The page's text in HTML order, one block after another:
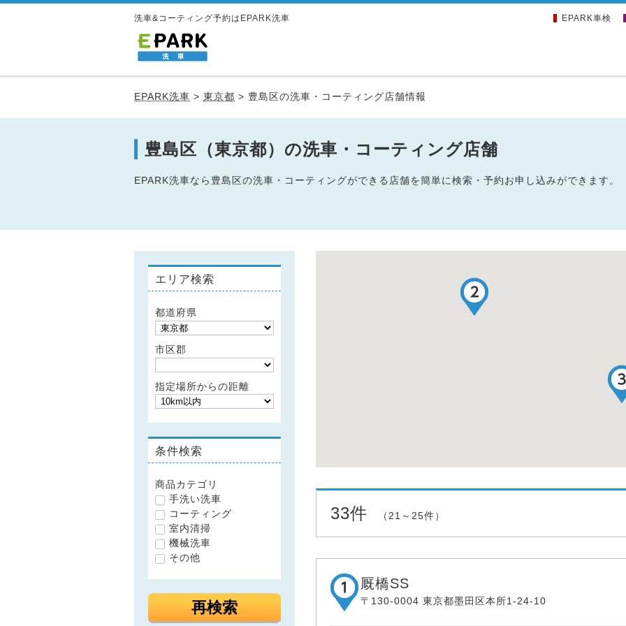
洗車&コーティング予約はEPARK洗車 EPARK車検
EPARK洗車 > 東京都 > 豊島区の洗車・コーティング店舗情報
豊島区（東京都）の洗車・コーティング店舗
EPARK洗車なら豊島区の洗車・コーティングができる店舗を簡単に検索・予約お申し込みができます。
エリア検索
都道府県
市区郡
指定場所からの距離
条件検索
商品カテゴリ
手洗い洗車
コーティング
室内清掃
機械洗車
その他
再検索
33件 （21～25件）
厩橋SS
〒130-0004 東京都墨田区本所1-24-10